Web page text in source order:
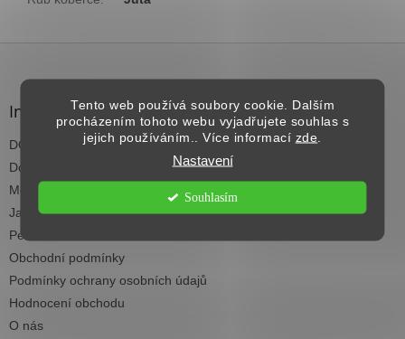
Tento web používá soubory cookie. Dalším
procházením tohoto webu vyjadřujete souhlas s
jejich používáním.. Více informací zde
Nastavení
Souhlasím
Informace pro vás
DOPRAVA NAD 2.500,- KČ ZDARMA
Dodací termíny
Možnosti platby
Jak vybrat koberec do každé místnosti
Péče a čištění koberců
Obchodní podmínky
Podmínky ochrany osobních údajů
Hodnocení obchodu
O nás